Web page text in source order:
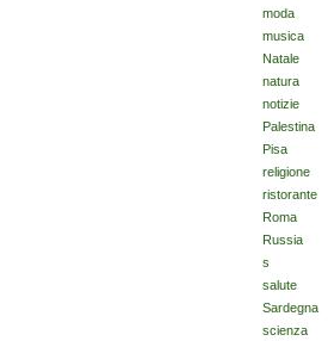
moda
musica
Natale
natura
notizie
Palestina
Pisa
religione
ristorante
Roma
Russia
s
salute
Sardegna
scienza